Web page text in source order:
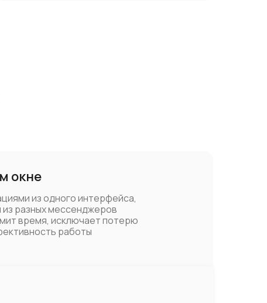
из одного интерфейса,
разных мессенджеров
время, исключает потерю
работы
окне